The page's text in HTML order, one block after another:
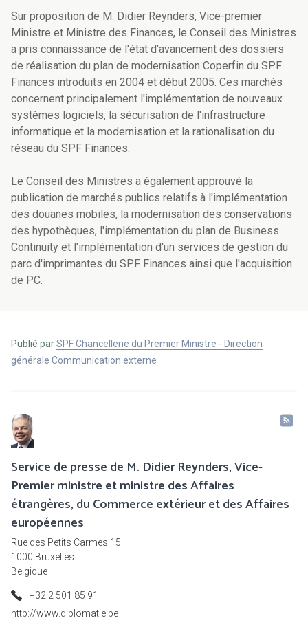
Sur proposition de M. Didier Reynders, Vice-premier
Ministre et Ministre des Finances, le Conseil des Ministres
a pris connaissance de l'état d'avancement des dossiers
de réalisation du plan de modernisation Coperfin du SPF
Finances introduits en 2004 et début 2005. Ces marchés
concernent principalement l'implémentation de nouveaux
systèmes logiciels, la sécurisation de l'infrastructure
informatique et la modernisation et la rationalisation du
réseau du SPF Finances.
Le Conseil des Ministres a également approuvé la
publication de marchés publics relatifs à l'implémentation
des douanes mobiles, la modernisation des conservations
des hypothèques, l'implémentation du plan de Business
Continuity et l'implémentation d'un services de gestion du
parc d'imprimantes du SPF Finances ainsi que l'acquisition
de PC.
Publié parSPF Chancellerie du Premier Ministre - Direction
générale Communication externe
Service de presse de M. Didier Reynders, Vice-
Premier ministre et ministre des Affaires
étrangères, du Commerce extérieur et des Affaires
européennes
Rue des Petits Carmes 15
1000 Bruxelles
Belgique
+32 2 501 85 91
http://www.diplomatie.be